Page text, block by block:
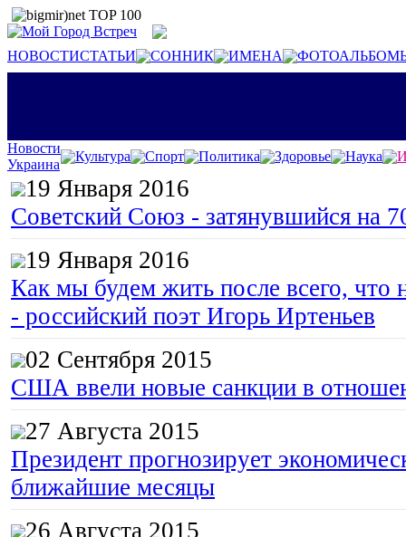
НОВОСТИСТАТЬИ СОННИК ИМЕНА
Новости
Украина
Культура Спорт Политика Здоровье Наука
19 Января 2016
Советский Союз - затянувшийся на
19 Января 2016
Как мы будем жить после всего, что
- российский поэт Игорь Иртеньев
02 Сентября 2015
США ввели новые санкции в
27 Августа 2015
Президент прогнозирует
ближайшие месяцы
26 Августа 2015